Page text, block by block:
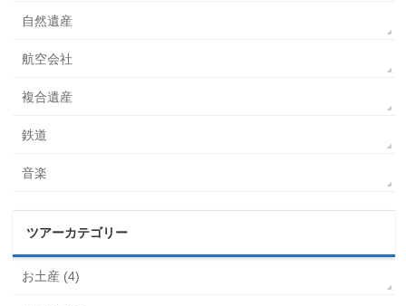
自然遺産
航空会社
複合遺産
鉄道
音楽
ツアーカテゴリー
お土産 (4)